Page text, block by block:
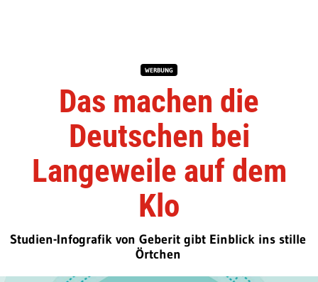
WERBUNG
Das machen die
Deutschen bei
Langeweile auf dem
Klo
Studien-Infografik von Geberit gibt Einblick ins stille
Örtchen